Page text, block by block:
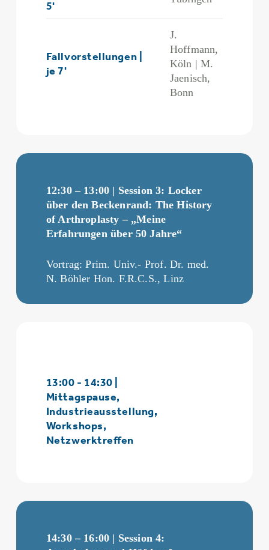
5'
Fallvorstellungen |
je 7'
J.
Hoffmann,
Köln | M.
Jaenisch,
Bonn
12:30 – 13:00 | Session 3: Locker
über den Beckenrand: The History
of Arthroplasty – „Meine
Erfahrungenüber 50 Jahre“
Vortrag: Prim. Univ.- Prof. Dr. med.
N. Böhler Hon. F.R.C.S., Linz
13:00 - 14:30 |
Mittagspause,
Industrieausstellung,
Workshops,
Netzwerktreffen
14:30 – 16:00 | Session 4: